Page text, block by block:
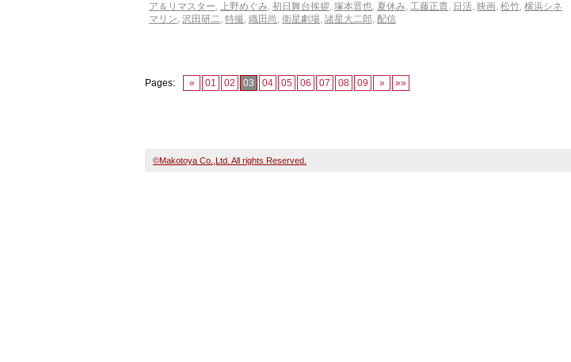
ア＆リマスター, 上野めぐみ, 初日舞台挨拶, 塚本晋也, 夏休み, 工藤正貴, 日活, 映画, 松竹, 横浜シネ
マリン, 沢田研二, 特撮, 織田尚, 衛星劇場, 諸星大二郎, 配信
Pages: « 01 02 03 04 05 06 07 08 09 » »»
©Makotoya Co.,Ltd. All rights Reserved.